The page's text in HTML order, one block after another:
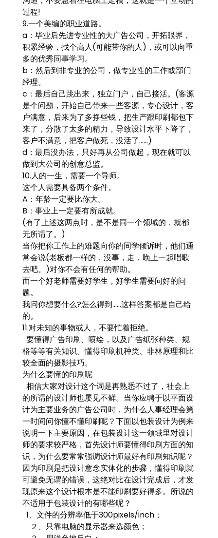
过程!
9.一个美编的职业道路。
a：毕业后先进专业性的大广告公司，开拓眼界，
积累经验，找个高人(可能带你的人)，或可以向重
多的优秀同事学习。
b：然后到非专业的公司，做专业性的工作或部门
经理。
c：最后自己跳出来，独立门户，自己接活。(客源
是个问题，开始自己带来一些客源，专心设计，客
户满意，后来为了多挣些钱，把生产跟印刷都包下
来了，分散了太多的精力，导致设计水平下降了，
客户不满意，把客户做死，没活了……)
d：最后没办法，只好再从公司做起，现在就可以
做到大公司的创意总监。
10.人的一生，需要一个导师。
这个人需要具备两个条件。
A：年龄一定要比你大。
B：事业上一定要有所成就。
(有了上述这两点时，是不是同一个领域的，就都
无所谓了。)
当你把你工作上的难题向你的同学倾诉时，他们通
常会说(老板都一样的，没事，走，晚上一起唱歌
去吧。)对你不会有任何的帮助。
而一个好老师需要好学生，好学生需要问好的问
题。
我问你想要什么?怎么得到……这样答案都是自己给
的。
11.对未知的事物或人，不要忙着拒绝。
要懂得广告印刷、喷绘，以及广告纸张种类、规
格等等有关知识。懂得印刷机种类、非林原理和比
较全面的摄影技巧。
为什么要懂的印刷呢
相信大家对设计这个词是再熟悉不过了，社会上
的所谓的设计师也屡见不鲜。当你应聘于以平面设
计为主要业务的广告公司时，为什么人事经理会第
一时间问你懂不懂印刷呢？下面以包装设计为例来
说明一下主要原因，在包装设计这一领域里对设计
师的要求较严格，首先设计师要懂得印刷方面的知
识，为什么要常常强调设计师最好有印刷知识呢？
因为印刷是把设计意念实体化的步骤，懂得印刷就
可避免无谓的错误，这绝对比在设计完成后，才发
现原来这个设计根本是不能印刷要好得多。所说的
不适用于包装设计的有哪些呢？
1、文件的分辨率低于300pixels/inch；
２、只靠电脑的显示器来选颜色；